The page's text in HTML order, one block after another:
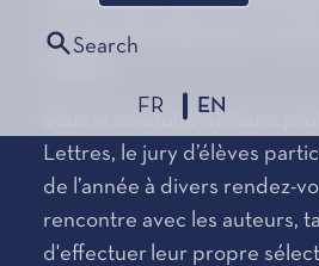
Search
FR EN
monde de la littérature
Sous la conduite de leurs
Lettres, le jury d’élèves
de l’année à divers rendez-
rencontre avec les auteurs,
d'effectuer leur propre